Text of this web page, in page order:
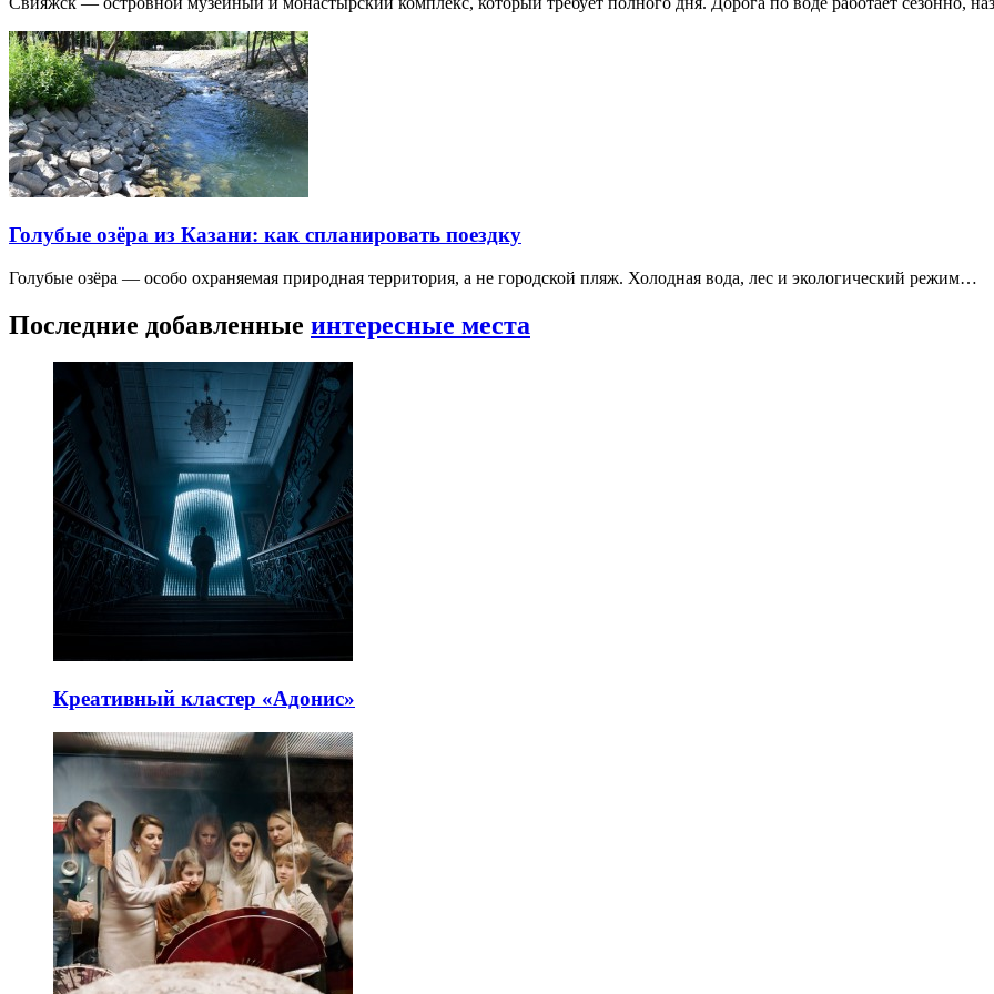
Голубые озёра из Казани: как спланировать поездку
Голубые озёра — особо охраняемая природная территория, а не городской пляж. Холодная вода, лес и экологический режим…
Последние добавленные интересные места
Креативный кластер «Адонис»